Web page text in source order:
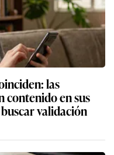
las
contenido en sus
validación